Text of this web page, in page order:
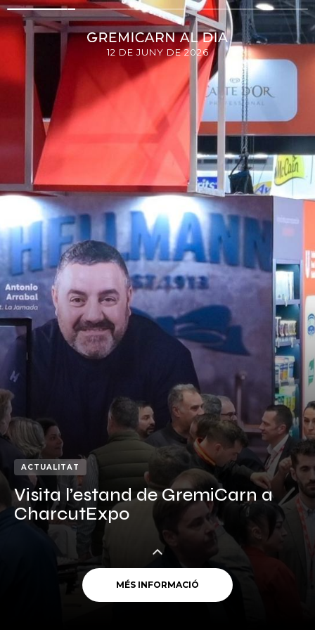
12 DE JUNY DE 2026
ACTUALITAT
Visita l’estand de GremiCarn a
CharcutExpo
MÉS INFORMACIÓ